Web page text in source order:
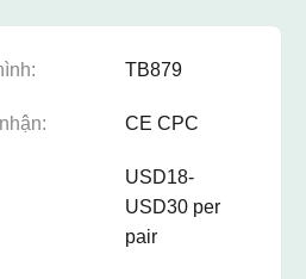
TB879
CE CPC
USD18-
USD30 per
pair